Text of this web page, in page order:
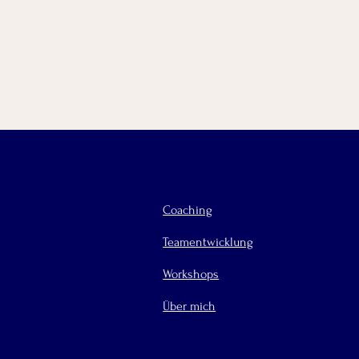
Coaching
Teamentwicklung
Workshops
Über mich